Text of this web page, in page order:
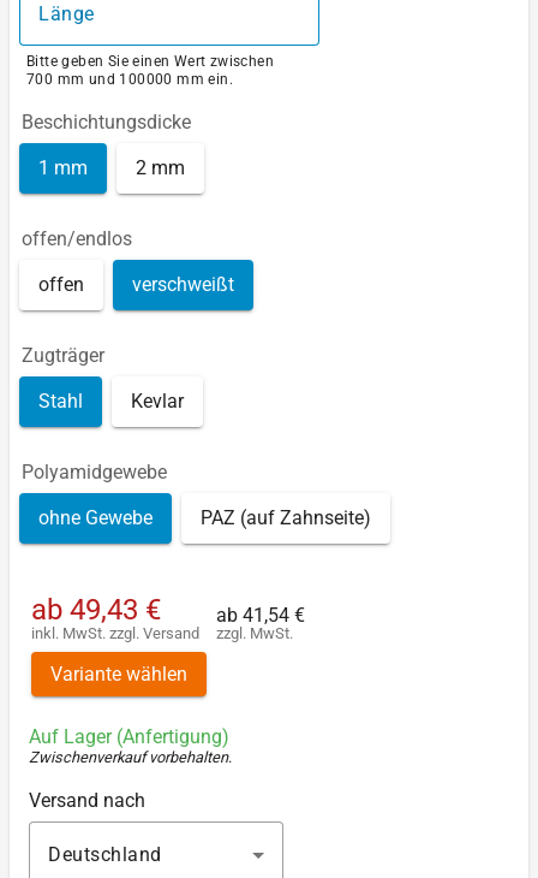
Länge
Bitte geben Sie einen Wert zwischen
700 mm und 100000 mm ein.
Beschichtungsdicke
1 mm 2 mm
offen/endlos
offen verschweißt
Zugträger
Stahl Kevlar
Polyamidgewebe
ohne Gewebe PAZ (auf Zahnseite)
ab 49,43 €
inkl. MwSt. zzgl. Versand
ab 41,54 €
zzgl. MwSt.
Variante wählen
Auf Lager (Anfertigung)
Zwischenverkauf vorbehalten.
Versand nach
Deutschland